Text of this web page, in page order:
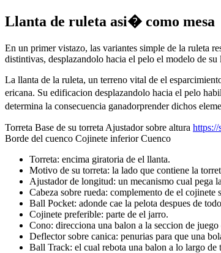
Llanta de ruleta asi� como mesa
En un primer vistazo, las variantes simple de la ruleta
distintivas, desplazandolo hacia el pelo el modelo de
La llanta de la ruleta, un terreno vital de el
ericana. Su edificacion desplazandolo hacia el pelo
determina la consecuencia ganadorprender dichos
Torreta Base de su torreta Ajustador sobre altura https://
Borde del cuenco Cojinete inferior Cuenco
Torreta: encima giratoria de el llanta.
Motivo de su torreta: la lado que contiene la
Ajustador de longitud: un mecanismo cual pega
Cabeza sobre rueda: complemento de el cojinete
Ball Pocket: adonde cae la pelota despues de
Cojinete preferible: parte de el jarro.
Cono: direcciona una balon a la seccion de juego
Deflector sobre canica: penurias para que una
Ball Track: el cual rebota una balon a lo largo de